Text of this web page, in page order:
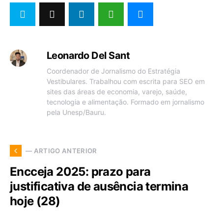
Leonardo Del Sant
Coordenador de Jornalismo do Estratégia
Vestibulares. Trabalhou com escrita para SEO em
sites das áreas de economia, varejo, saúde,
tecnologia e alimentação. Formado em jornalismo
pela Unesp/Bauru.
— ARTIGO ANTERIOR
Encceja 2025: prazo para
justificativa de ausência termina
hoje (28)